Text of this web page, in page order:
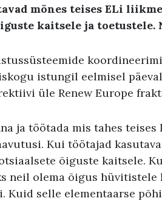
mõnes teises ELi
kaitsele ja toetustele.
istungil eelmisel
üle Renew Europe
ja töötada mis tahes
Kui töötajad
õiguste kaitsele.
neil olema õigus
Kuid selle elementaarse